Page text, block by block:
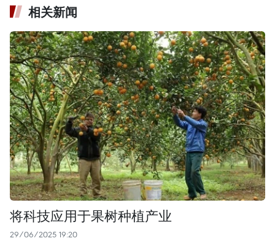
相关新闻
将科技应用于果树种植产业
29/06/2025 19:20